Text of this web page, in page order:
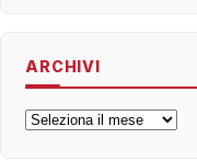
ARCHIVI
Archivi